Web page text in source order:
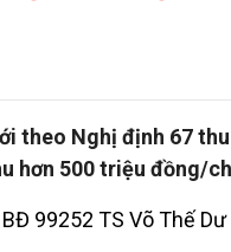
theo Nghị định 67
hơn 500 triệu đồng/